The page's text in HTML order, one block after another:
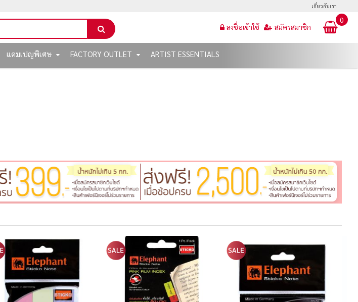
เกี่ยวกับเรา
0
ลงชื่อเข้าใช้ สมัครสมาชิก
แคมเปญพิเศษ FACTORY OUTLET
ARTIST ESSENTIALS